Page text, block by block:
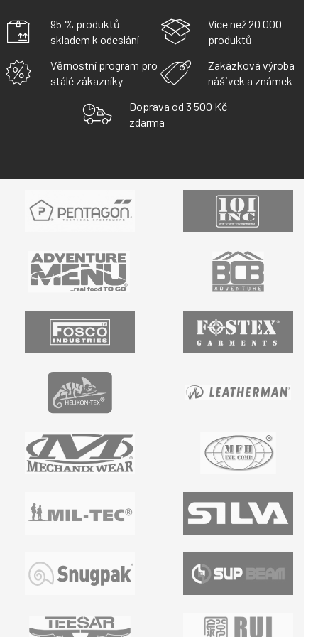
95 % produktů
skladem k odeslání
Více než 20 000
produktů
Věrnostní program pro
stálé zákazníky
Zakázková výroba
nášivek a známek
Doprava od 3 500 Kč
zdarma